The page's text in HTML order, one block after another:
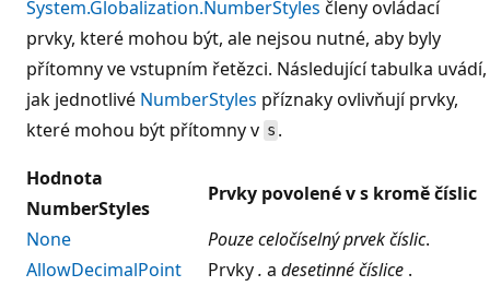
System.Globalization.NumberStyles členy ovládací
prvky, které mohou být, ale nejsou nutné, aby byly
přítomny ve vstupním řetězci. Následující tabulka uvádí,
jak jednotlivé NumberStyles příznaky ovlivňují prvky,
které mohou být přítomny v s .
Hodnota
NumberStyles
Prvky povolené v s kromě číslic
None
Pouze celočíselný prvek číslic.
AllowDecimalPoint
Prvky. a desetinné číslice .